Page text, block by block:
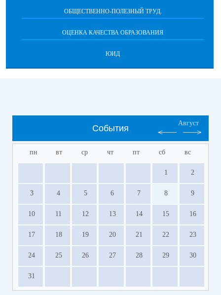
ОБЩЕСТВЕННО-ПОЛЕЗНЫЙ ТРУД.
ОЦЕНКА КАЧЕСТВА ОБРАЗОВАНИЯ
ЮИД
События
Август
пн вт ср чт пт сб вс
1 2
3 4 5 6 7 8 9
10 11 12 13 14 15 16
17 18 19 20 21 22 23
24 25 26 27 28 29 30
31